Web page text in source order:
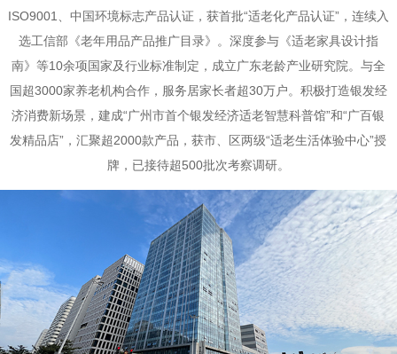
ISO9001、中国环境标志产品认证，获首批“适老化产品认证”，连续入
选工信部《老年用品产品推广目录》。深度参与《适老家具设计指
南》等10余项国家及行业标准制定，成立广东老龄产业研究院。与全
国超3000家养老机构合作，服务居家长者超30万户。积极打造银发经
济消费新场景，建成“广州市首个银发经济适老智慧科普馆”和“广百银
发精品店”，汇聚超2000款产品，获市、区两级“适老生活体验中心”授
牌，已接待超500批次考察调研。